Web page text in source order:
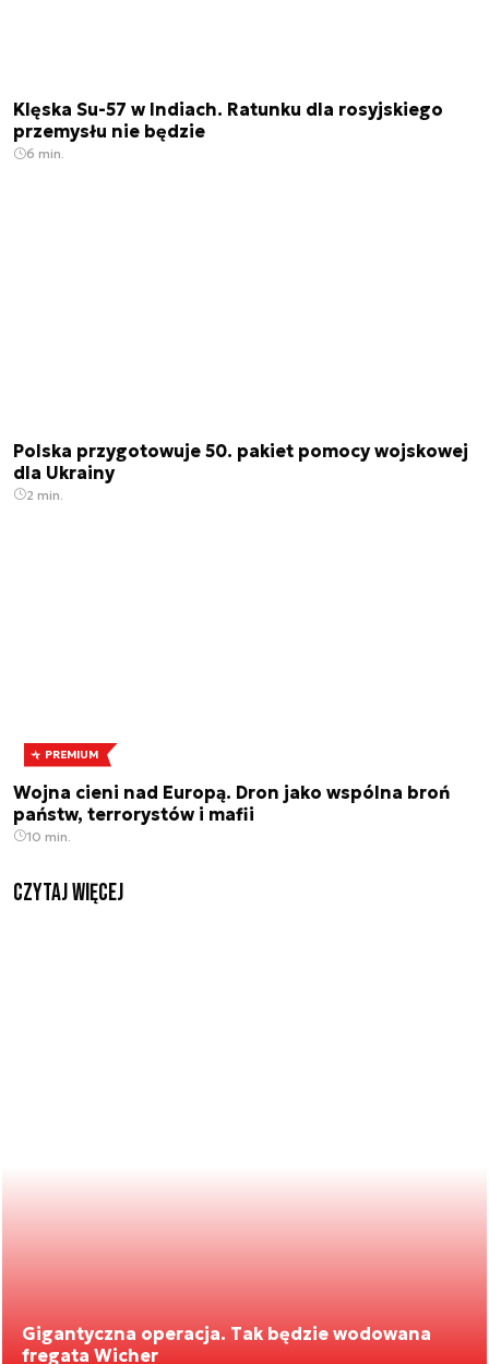
Klęska Su-57 w Indiach. Ratunku dla rosyjskiego
przemysłu nie będzie
6 min.
Polska przygotowuje 50. pakiet pomocy wojskowej
dla Ukrainy
2 min.
PREMIUM
Wojna cieni nad Europą. Dron jako wspólna broń
państw, terrorystów i mafii
10 min.
czytaj więcej
Gigantyczna operacja. Tak będzie wodowana
fregata Wicher